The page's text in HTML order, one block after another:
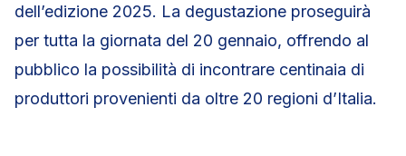
dell’edizione 2025. La degustazione proseguirà
per tutta la giornata del 20 gennaio, offrendo al
pubblico la possibilità di incontrare centinaia di
produttori provenienti da oltre 20 regioni d’Italia.